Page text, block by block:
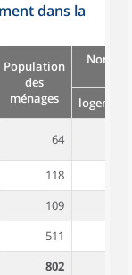
dans la
Population
des
ménages
logement
64
118
109
511
802